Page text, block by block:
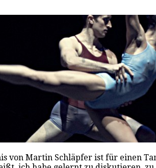
von Martin Schläpfer ist für einen